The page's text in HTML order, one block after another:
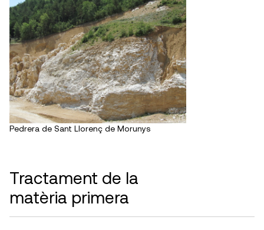
Pedrera de Sant Llorenç de Morunys
Tractament de la
matèria primera